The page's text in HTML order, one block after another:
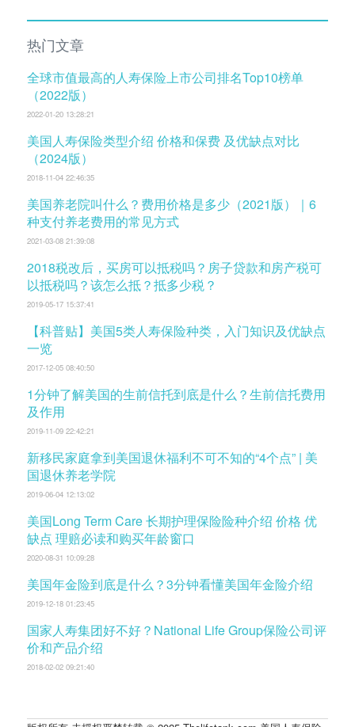
热门文章
全球市值最高的人寿保险上市公司排名Top10榜单
（2022版）
2022-01-20 13:28:21
美国人寿保险类型介绍 价格和保费 及优缺点对比
（2024版）
2018-11-04 22:46:35
美国养老院叫什么？费用价格是多少（2021版）｜6
种支付养老费用的常见方式
2021-03-08 21:39:08
2018税改后，买房可以抵税吗？房子贷款和房产税可
以抵税吗？该怎么抵？抵多少税？
2019-05-17 15:37:41
【科普贴】美国5类人寿保险种类，入门知识及优缺点
一览
2017-12-05 08:40:50
1分钟了解美国的生前信托到底是什么？生前信托费用
及作用
2019-11-09 22:42:21
新移民家庭拿到美国退休福利不可不知的“4个点” | 美
国退休养老学院
2019-06-04 12:13:02
美国Long Term Care 长期护理保险险种介绍 价格 优
缺点 理赔必读和购买年龄窗口
2020-08-31 10:09:28
美国年金险到底是什么？3分钟看懂美国年金险介绍
2019-12-18 01:23:45
国家人寿集团好不好？National Life Group保险公司评
价和产品介绍
2018-02-02 09:21:40